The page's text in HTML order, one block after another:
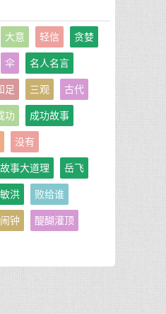
大意 轻信 贪婪
伞 名人名言
足 三观 古代
功 成功故事
没有
事大道理 岳飞
洪 败给谁
闹钟 醍醐灌顶